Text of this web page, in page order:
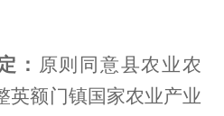
： 原则同意县农业农
英额门镇国家农业产业